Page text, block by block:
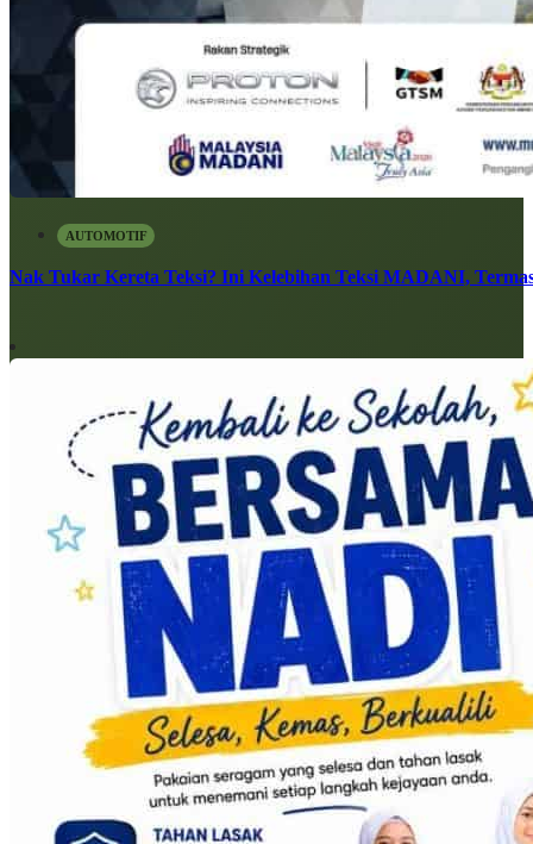
AUTOMOTIF
Nak Tukar Kereta Teksi? Ini Kelebihan Teksi MADANI,